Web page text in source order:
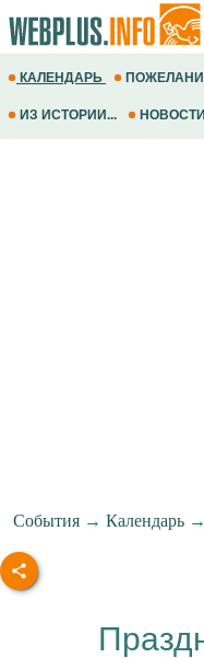
КАЛЕНДАРЬ
ИЗ ИСТОРИИ... НОВОСТИ
События → Календарь →